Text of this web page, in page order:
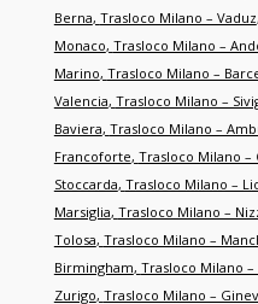
Berna, Trasloco Milano – Vaduz
Monaco, Trasloco Milano –
Marino, Trasloco Milano –
Valencia, Trasloco Milano –
Baviera, Trasloco Milano –
Francoforte, Trasloco Milano –
Stoccarda, Trasloco Milano –
Marsiglia, Trasloco Milano –
Tolosa, Trasloco Milano –
Birmingham, Trasloco Milano
Zurigo, Trasloco Milano –